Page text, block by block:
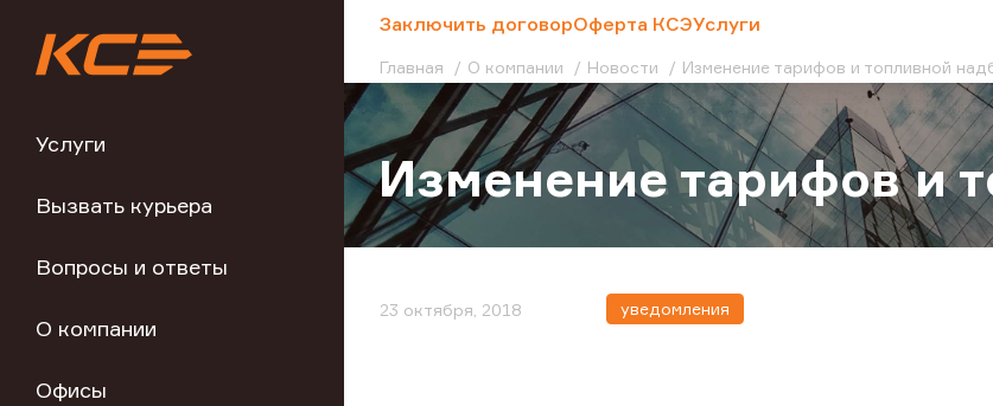
Услуги
Вызвать курьера
Вопросы и ответы
О компании
Офисы
Заключить договорОферта КСЭУслуги
Главная О компании Новости Изменение тарифов и топливной
Изменение тарифов и
23 октября, 2018 уведомления